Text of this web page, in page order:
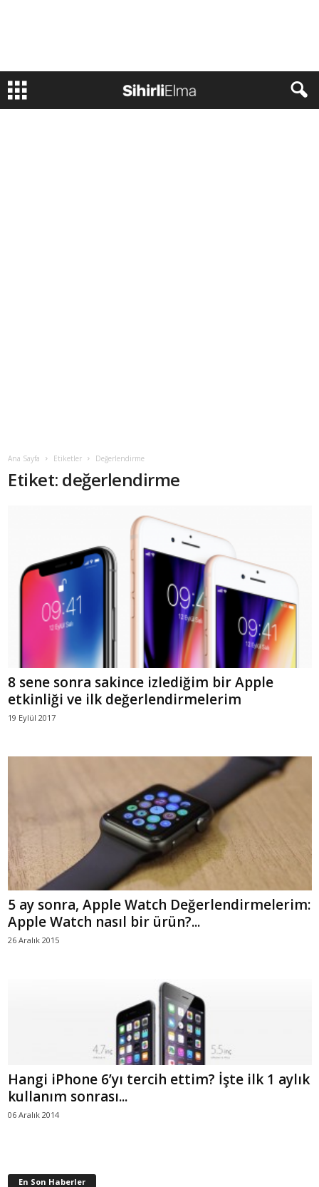
Ana Sayfa Etiketler Değerlendirme
Etiket: değerlendirme
8 sene sonra sakince izlediğim bir Apple
etkinliği ve ilk değerlendirmelerim
19 Eylül 2017
5 ay sonra, Apple Watch Değerlendirmelerim:
Apple Watch nasıl bir ürün?...
26 Aralık 2015
Hangi iPhone 6’yı tercih ettim? İşte ilk 1 aylık
kullanım sonrası...
06 Aralık 2014
En Son Haberler